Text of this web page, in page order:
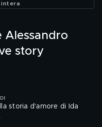
intera
Alessandro
story
storia d'amore di Ida